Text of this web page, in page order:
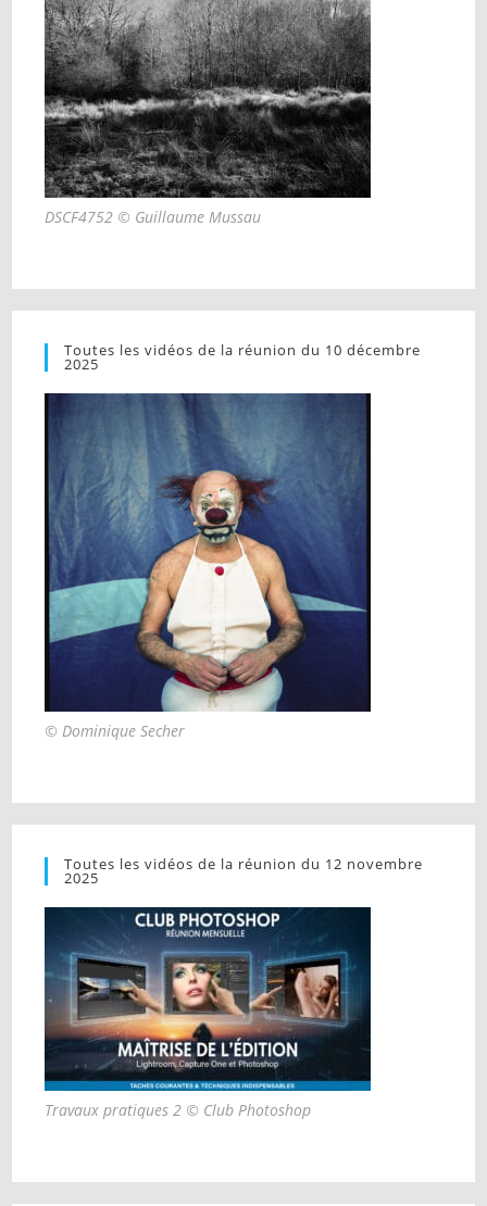
DSCF4752 © Guillaume Mussau
Toutes les vidéos de la réunion du 10 décembre
2025
© Dominique Secher
Toutes les vidéos de la réunion du 12 novembre
2025
Travaux pratiques 2 © Club Photoshop